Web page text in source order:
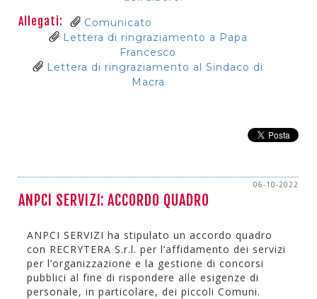
Allegati:
Comunicato
Lettera di ringraziamento a Papa
Francesco
Lettera di ringraziamento al Sindaco di
Macra
06-10-2022
ANPCI SERVIZI: ACCORDO QUADRO
ANPCI SERVIZI ha stipulato un accordo quadro
con RECRYTERA S.r.l. per l’affidamento dei servizi
per l’organizzazione e la gestione di concorsi
pubblici al fine di rispondere alle esigenze di
personale, in particolare, dei piccoli Comuni.